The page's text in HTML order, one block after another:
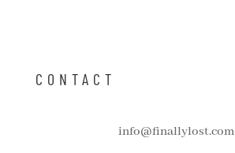
CONTACT
info@finallylost.com